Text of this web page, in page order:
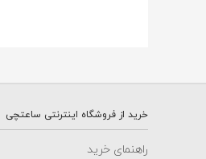
خرید از فروشگاه اینترنتی ساعتچی
راهنمای خرید